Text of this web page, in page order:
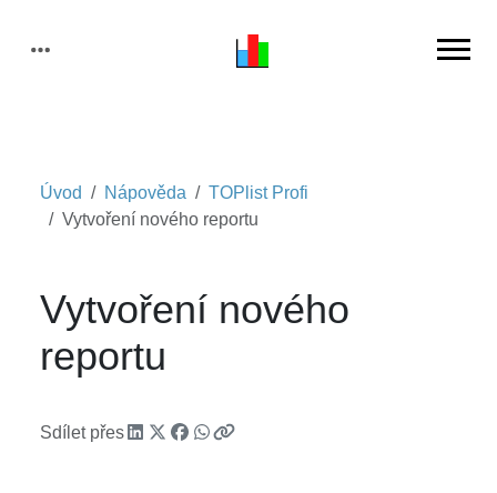
Úvod Nápověda
TOPlist Profi
Vytvoření nového reportu
Vytvoření nového
reportu
Sdílet přes